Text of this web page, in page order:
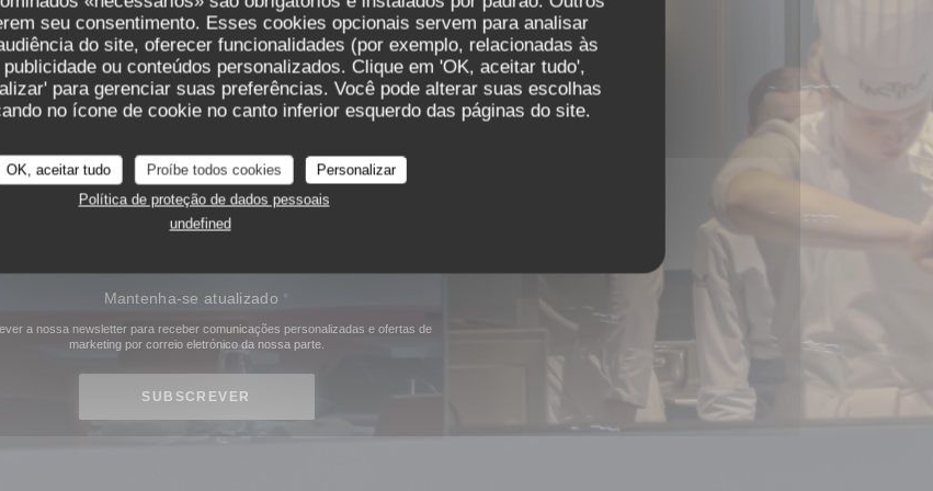
seu consentimento. Esses cookies opcionais servem para analisar
do site, oferecer funcionalidades (por exemplo, relacionadas às
ou conteúdos personalizados. Clique em 'OK, aceitar tudo',
para gerenciar suas preferências. Você pode alterar suas escolhas
no ícone de cookie no canto inferior esquerdo das páginas do site.
OK, aceitar tudo Proíbe todos cookies
Personalizar
Política de proteção de dados pessoais
undefined
está aberto de segunda-feira a sexta-feira para almoço e jantar.
RESERVAR
UMA MESA
Mantenha-se atualizado *
a nossa newsletter para receber comunicações personalizadas e ofertas de
marketing por correio eletrónico da nossa parte.
SUBSCREVER